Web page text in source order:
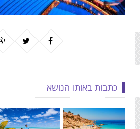
כתבות באותו הנושא